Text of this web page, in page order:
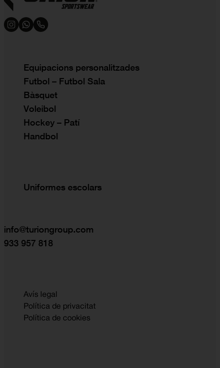
Equipacions personalitzades
Futbol – Futbol Sala
Bàsquet
Voleibol
Hockey – Patí
Handbol
Uniformes escolars
info@turiongroup.com
933 957 818
Avís legal
Política de privacitat
Política de cookies